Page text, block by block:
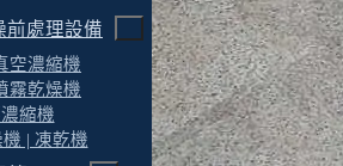
前處理設備
空濃縮機
霧乾燥機
縮機
| 凍乾機